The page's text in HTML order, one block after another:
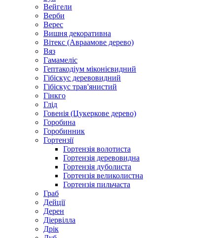
Вейгели
Верби
Верес
Вишня декоративна
Вітекс (Авраамове дерево)
Вяз
Гамамеліс
Гептакодіум міконієвидний
Гібіскус деревовидний
Гібіскус трав'янистий
Гінкго
Глід
Говенія (Цукеркове дерево)
Горобина
Горобинник
Гортензії
Гортензія волотиста
Гортензія деревовидна
Гортензія дуболиста
Гортензія великолистна
Гортензія пильчаста
Граб
Дейції
Дерен
Діервілла
Дрік